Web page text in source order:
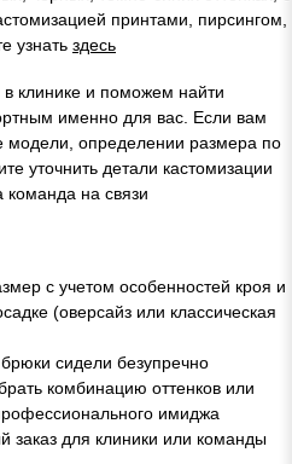
принтами, пирсингом,
узнать здесь
клинике и поможем найти
именно для вас. Если вам
определении размера по
уточнить детали кастомизации
на связи
с учетом особенностей кроя и
(оверсайз или классическая
сидели безупречно
комбинацию оттенков или
имиджа
заказ для клиники или команды